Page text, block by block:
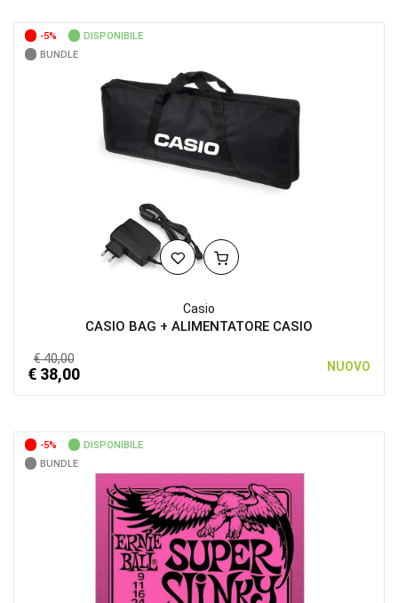
-5%
DISPONIBILE
BUNDLE
Casio
CASIO BAG + ALIMENTATORE CASIO
€ 40,00
€ 38,00 NUOVO
-5%
DISPONIBILE
BUNDLE